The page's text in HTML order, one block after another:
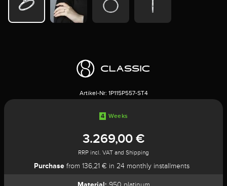
Artikel-Nr: 1P115P557-ST4
4 Weeks
3.269,00 €
RRP incl. VAT and Shipping
Purchasefrom 136,21 € in 24 monthly installments